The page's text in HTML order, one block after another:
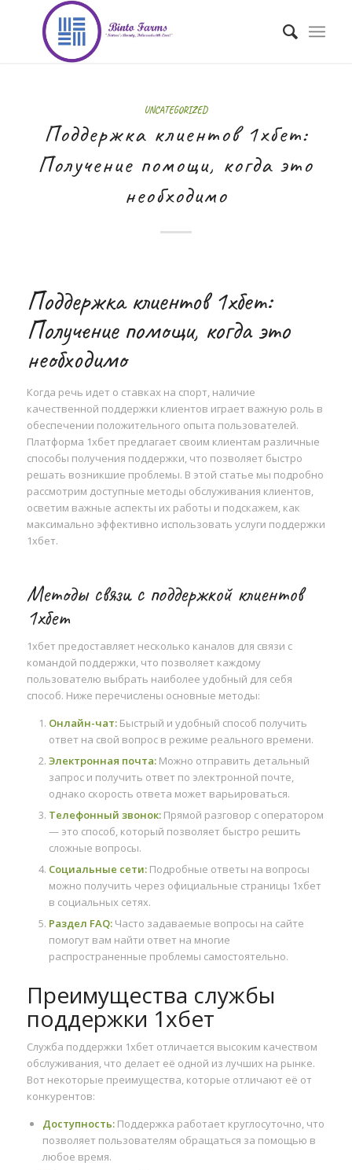
UNCATEGORIZED
Поддержка клиентов 1хбет:
Получение помощи, когда это
необходимо
Поддержка клиентов 1хбет:
Получение помощи, когда это
необходимо
Когда речь идет о ставках на спорт, наличие
качественной поддержки клиентов играет важную роль в
обеспечении положительного опыта пользователей.
Платформа 1хбет предлагает своим клиентам различные
способы получения поддержки, что позволяет быстро
решать возникшие проблемы. В этой статье мы подробно
рассмотрим доступные методы обслуживания клиентов,
осветим важные аспекты их работы и подскажем, как
максимально эффективно использовать услуги поддержки
1хбет.
Методы связи с поддержкой клиентов
1хбет
1хбет предоставляет несколько каналов для связи с
командой поддержки, что позволяет каждому
пользователю выбрать наиболее удобный для себя
способ. Ниже перечислены основные методы:
Онлайн-чат:Быстрый и удобный способ получить
ответ на свой вопрос в режиме реального времени.
Электронная почта:Можно отправить детальный
запрос и получить ответ по электронной почте,
однако скорость ответа может варьироваться.
Телефонный звонок:Прямой разговор с оператором
— это способ, который позволяет быстро решить
сложные вопросы.
Социальные сети:Подробные ответы на вопросы
можно получить через официальные страницы 1хбет
в социальных сетях.
Раздел FAQ:Часто задаваемые вопросы на сайте
помогут вам найти ответ на многие
распространенные проблемы самостоятельно.
Преимущества службы
поддержки 1хбет
Служба поддержки 1хбет отличается высоким качеством
обслуживания, что делает её одной из лучших на рынке.
Вот некоторые преимущества, которые отличают её от
конкурентов:
Доступность:Поддержка работает круглосуточно, что
позволяет пользователям обращаться за помощью в
любое время.